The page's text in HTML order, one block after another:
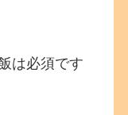
は必須です